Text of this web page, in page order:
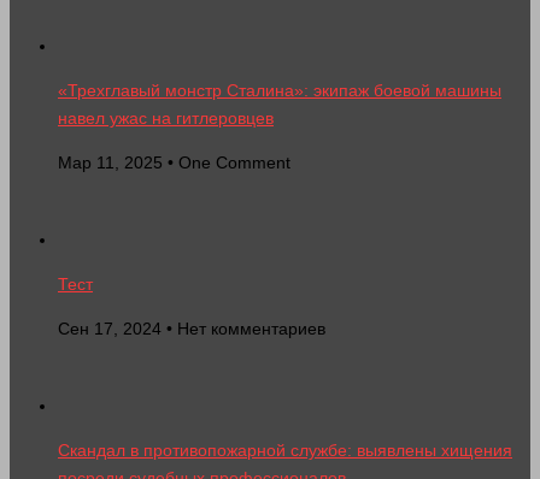
«Трехглавый монстр Сталина»: экипаж боевой машины
навел ужас на гитлеровцев
Мар 11, 2025 • One Comment
Тест
Сен 17, 2024 • Нет комментариев
Скандал в противопожарной службе: выявлены хищения